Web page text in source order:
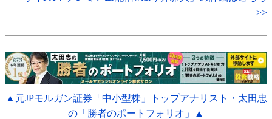
>>
▲元JPモルガン証券「中小型株」トップアナリスト・太田忠
の「勝者のポートフォリオ」▲